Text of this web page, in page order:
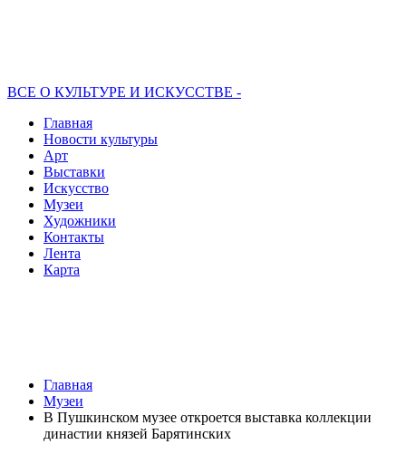
ВСЕ О КУЛЬТУРЕ И ИСКУССТВЕ -
Главная
Новости культуры
Арт
Выставки
Искусство
Музеи
Художники
Контакты
Лента
Карта
Главная
Музеи
В Пушкинском музее откроется выставка коллекции
династии князей Барятинских